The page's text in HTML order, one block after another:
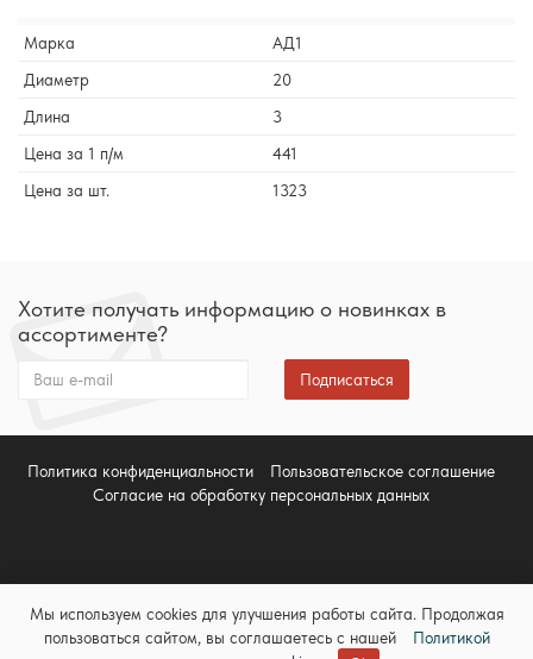
Марка
АД1
Диаметр
20
Длина
3
Цена за 1 п/м
441
Цена за шт.
1323
Хотите получать информацию о новинках в
ассортименте?
Подписаться
Политика конфиденциальности
Пользовательское соглашение
Согласие на обработку персональных данных
Мы используем cookies для улучшения работы сайта. Продолжая
пользоваться сайтом, вы соглашаетесь с нашей
Политикой